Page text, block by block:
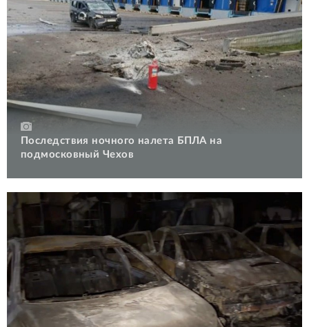
Последствия ночного налета БПЛА на
подмосковный Чехов